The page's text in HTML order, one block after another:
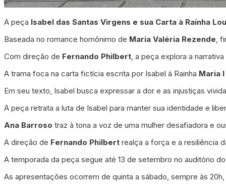
A peça Isabel das Santas Virgens e sua Carta à Rainha
Baseada no romance homônimo de Maria Valéria Rezende,
Com direção de Fernando Philbert, a peça explora a
A trama foca na carta fictícia escrita por Isabel à Rainha Maria I
Em seu texto, Isabel busca expressar a dor e as injustiças
A peça retrata a luta de Isabel para manter sua identidade e
Ana Barroso traz à tona a voz de uma mulher desafiadora e
A direção de Fernando Philbert realça a força e a resiliência
A temporada da peça segue até 13 de setembro no auditório do
As apresentações ocorrem de quinta a sábado, sempre às